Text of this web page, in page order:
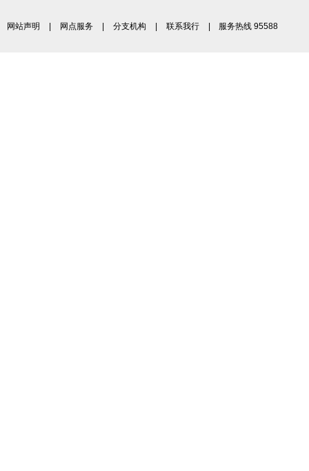
网站声明 网点服务 分支机构 联系我行 | 服务热线 95588